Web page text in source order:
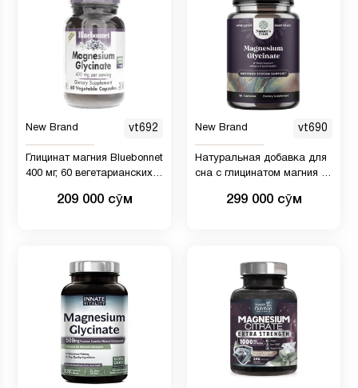
энергии, 120 капсул
New Brand vt692
Глицинат магния Bluebonnet
400 мг, 60 вегетарианских
209 000 сӯм
New Brand vt690
Натуральная добавка для
сна с глицинатом магния -
магния Nature's Craft 90ct
299 000 сӯм